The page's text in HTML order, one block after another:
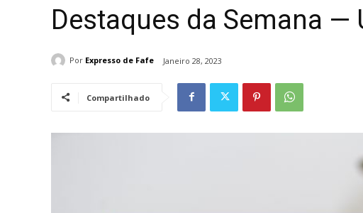
Destaques da Semana —
Por Expresso de Fafe Janeiro 28, 2023
Compartilhado